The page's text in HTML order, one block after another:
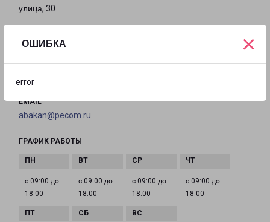
ОШИБКА
error
×
улица, 30
ТЕЛЕФОН
EMAIL
abakan@pecom.ru
ГРАФИК РАБОТЫ
с 09:00 до
18:00
с 09:00 до
18:00
с 09:00 до
18:00
с 09:00 до
18:00